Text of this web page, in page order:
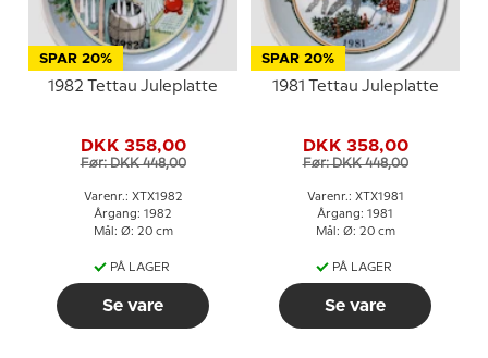
SPAR 20%
1982 Tettau Juleplatte
DKK 358,00
Før: DKK 448,00
Varenr.: XTX1982
Årgang: 1982
Mål: Ø: 20 cm
PÅ LAGER
Se vare
SPAR 20%
1981 Tettau Juleplatte
DKK 358,00
Før: DKK 448,00
Varenr.: XTX1981
Årgang: 1981
Mål: Ø: 20 cm
PÅ LAGER
Se vare